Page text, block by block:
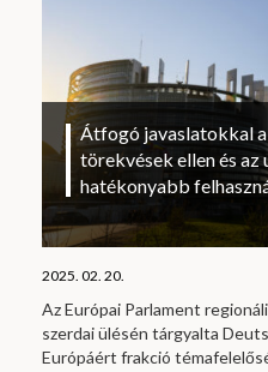
Átfogó javaslatokkal
törekvések ellen és az
hatékonyabb
2025. 02. 20.
Az Európai Parlament
szerdai ülésén tárgyalta
Európáért frakció